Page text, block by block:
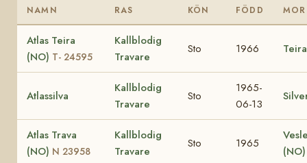
NAMN RAS KÖN FÖDD MOR
Atlas Teira
(NO) T- 24595
Kallblodig
Travare
Sto 1966
Atlassilva
Kallblodig
Travare
Sto
1965-
06-13
Atlas Trava
(NO) N 23958
Kallblodig
Travare
Sto 1965
(NO)